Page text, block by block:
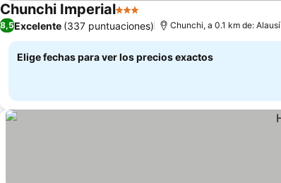
Chunchi Imperial3 EstrellasVer precios
8,5Excelente (337 puntuaciones) Chunchi, a 0.1 km de: Alausí
Elige fechas para ver los precios exactos